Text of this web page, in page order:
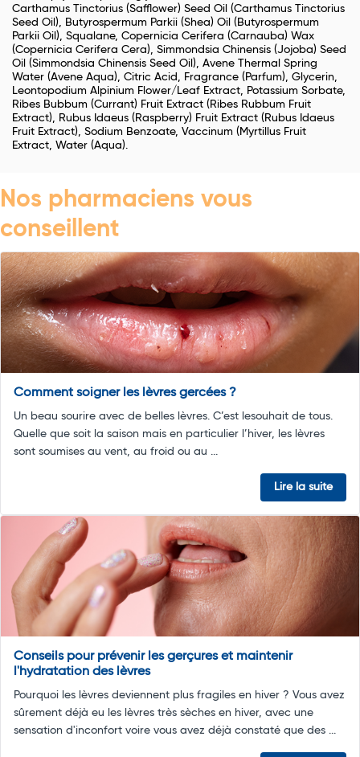
Carthamus Tinctorius (Safflower) Seed Oil (Carthamus Tinctorius
Seed Oil), Butyrospermum Parkii (Shea) Oil (Butyrospermum
Parkii Oil), Squalane, Copernicia Cerifera (Carnauba) Wax
(Copernicia Cerifera Cera), Simmondsia Chinensis (Jojoba) Seed
Oil (Simmondsia Chinensis Seed Oil), Avene Thermal Spring
Water (Avene Aqua), Citric Acid, Fragrance (Parfum), Glycerin,
Leontopodium Alpinium Flower/Leaf Extract, Potassium Sorbate,
Ribes Bubbum (Currant) Fruit Extract (Ribes Rubbum Fruit
Extract), Rubus Idaeus (Raspberry) Fruit Extract (Rubus Idaeus
Fruit Extract), Sodium Benzoate, Vaccinum (Myrtillus Fruit
Extract, Water (Aqua).
Nos pharmaciens vous
conseillent
Comment soigner les lèvres gercées ?
Un beau sourire avec de belles lèvres. C’est lesouhait de tous.
Quelle que soit la saison mais en particulier l’hiver, les lèvres
sont soumises au vent, au froid ou au ...
Lire la suite
Conseils pour prévenir les gerçures et maintenir
l'hydratation des lèvres
Pourquoi les lèvres deviennent plus fragiles en hiver ? Vous avez
sûrement déjà eu les lèvres très sèches en hiver, avec une
sensation d'inconfort voire vous avez déjà constaté que des ...